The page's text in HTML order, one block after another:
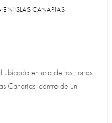
EN ISLAS CANARIAS
ubicado en una de las zonas
Canarias, dentro de un